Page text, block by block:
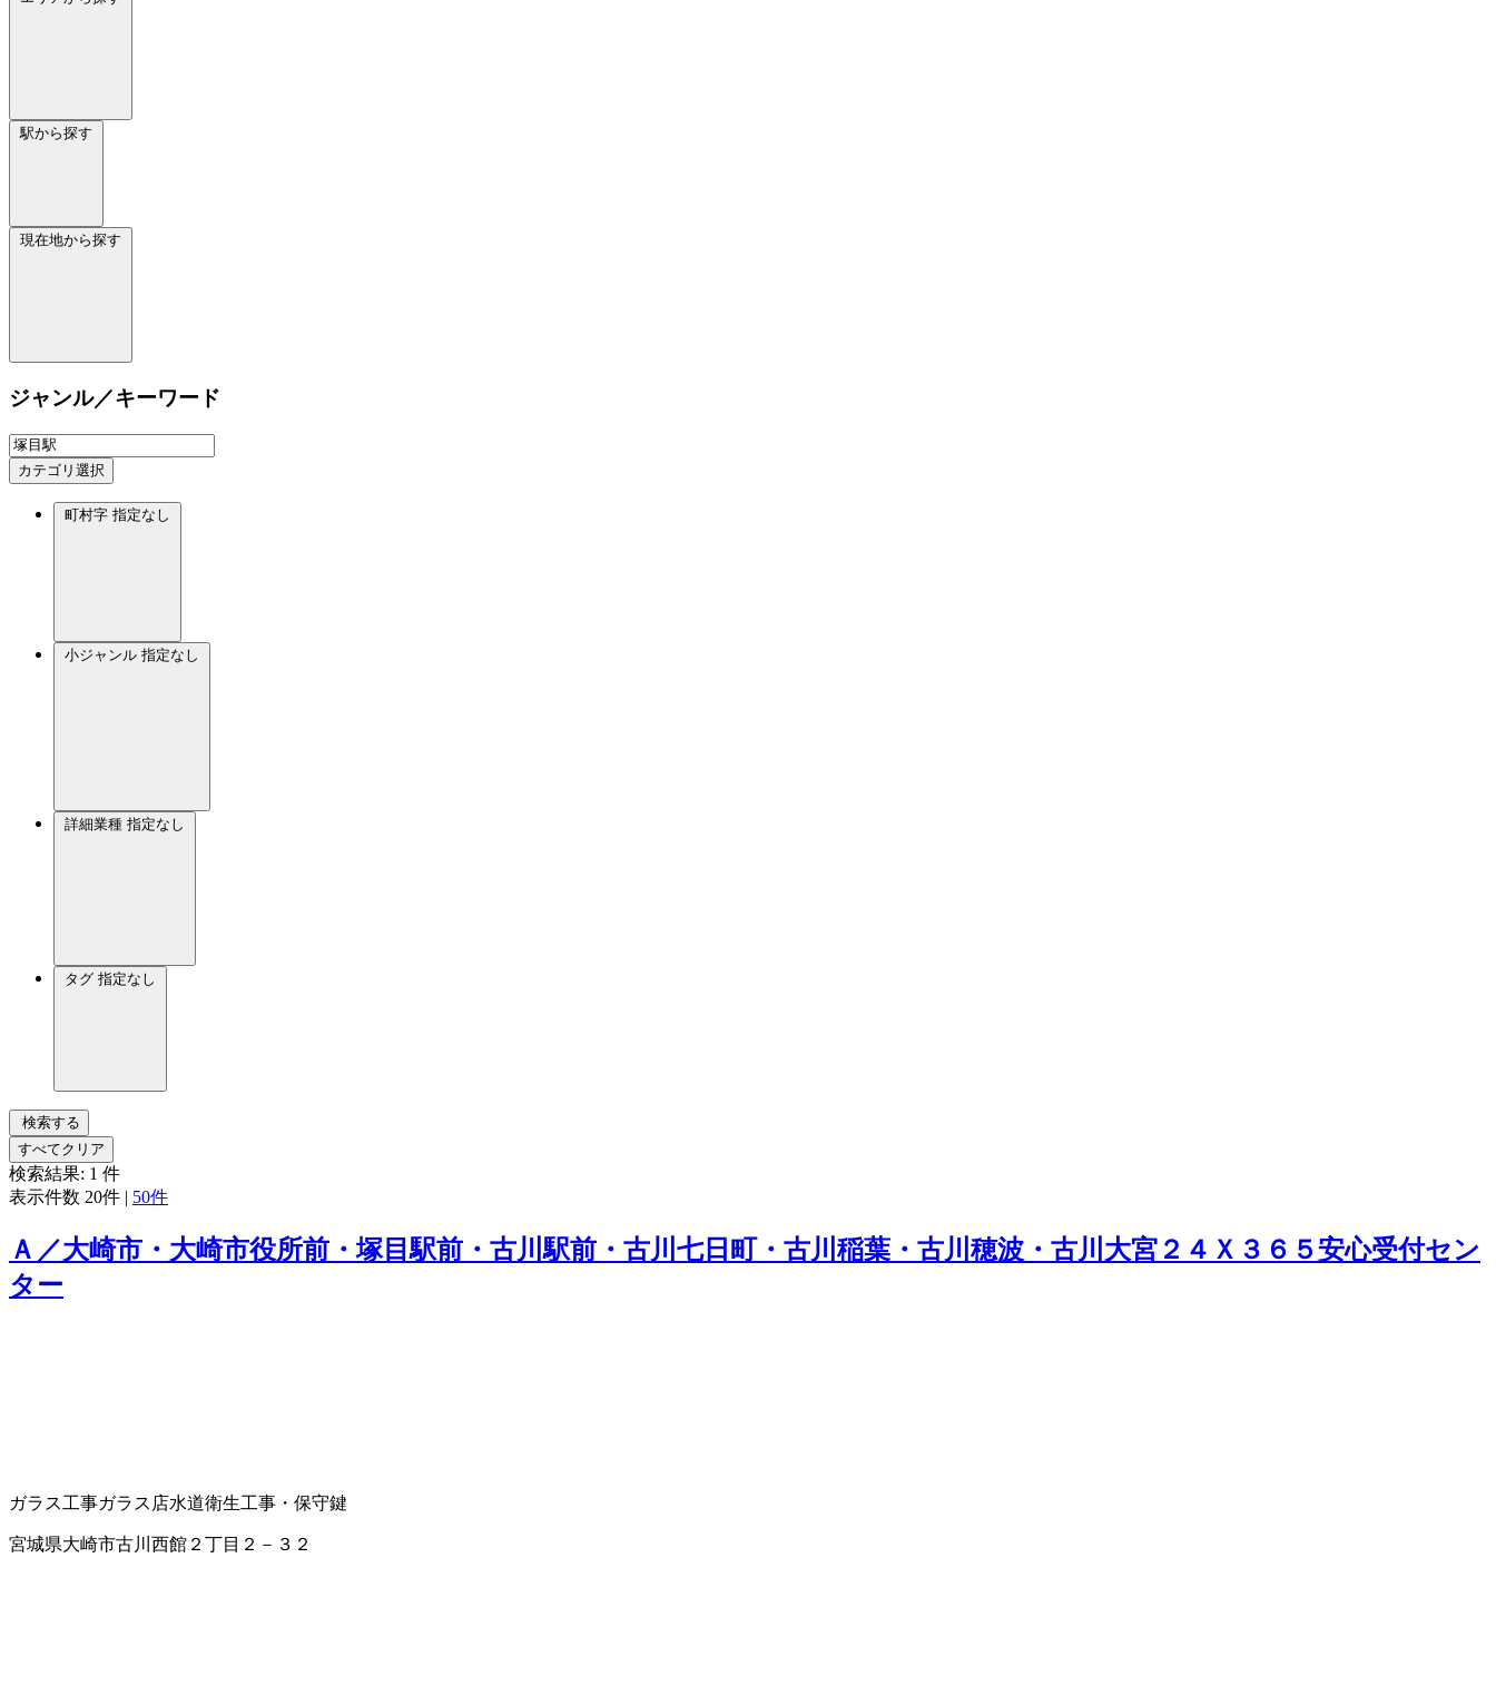
駅から探す
現在地から探す
ジャンル／キーワード
カテゴリ選択
町村字 指定なし
小ジャンル 指定なし
詳細業種 指定なし
タグ 指定なし
検索する
すべてクリア
検索結果: 1 件
表示件数 20件 | 50件
Ａ／大崎市・大崎市役所前・塚目駅前・古川駅前・古川七日町・古川稲葉・古川穂波・古川大宮２４Ｘ３６５安心受付セン
ター
ガラス工事ガラス店水道衛生工事・保守鍵
宮城県大崎市古川西館２丁目２－３２